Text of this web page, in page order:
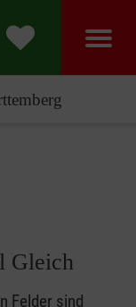
Gleich
Felder sind